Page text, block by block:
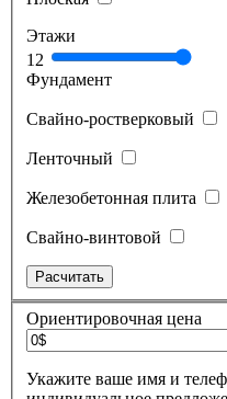
Этажи
1 2
Фундамент
Свайно-ростверковый
Ленточный
Железобетонная плита
Свайно-винтовой
Ориентировочная цена
Укажите ваше имя и